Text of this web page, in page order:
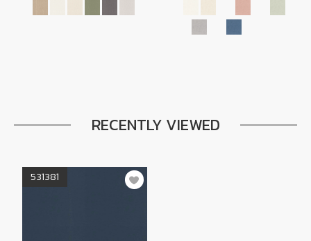
RECENTLY VIEWED
531381